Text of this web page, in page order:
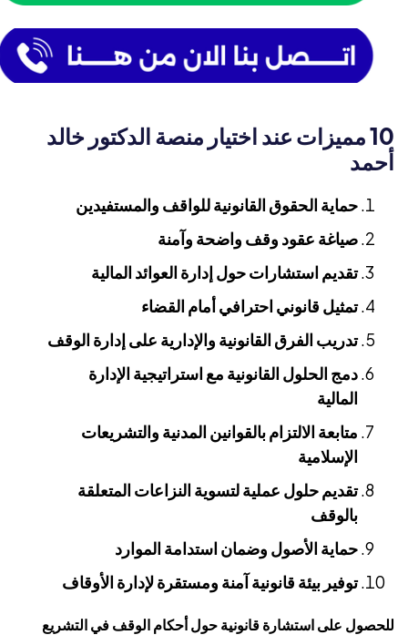
10 مميزات عند اختيار منصة الدكتور خالد
أحمد
حماية الحقوق القانونية للواقف والمستفيدين
صياغة عقود وقف واضحة وآمنة
تقديم استشارات حول إدارة العوائد المالية
تمثيل قانوني احترافي أمام القضاء
تدريب الفرق القانونية والإدارية على إدارة الوقف
دمج الحلول القانونية مع استراتيجية الإدارة
المالية
متابعة الالتزام بالقوانين المدنية والتشريعات
الإسلامية
تقديم حلول عملية لتسوية النزاعات المتعلقة
بالوقف
حماية الأصول وضمان استدامة الموارد
توفير بيئة قانونية آمنة ومستقرة لإدارة الأوقاف
للحصول على استشارة قانونية حول أحكام الوقف في التشريع